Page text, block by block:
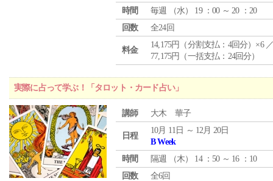
時間
毎週 （水） 19 ：00 ～ 20 ：20
回数
全24回
料金
14,175円（分割支払：4回分）×6
77,175円（一括支払：24回分）
実際に占って学ぶ！「タロット・カード占い」
講師 大木 華子
日程
10月 11日 ～ 12月 20日
B Week
時間
隔週 （木） 14 ：50 ～ 16 ：10
回数
全6回